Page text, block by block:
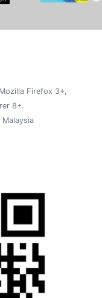
Firefox 3+,
8+.